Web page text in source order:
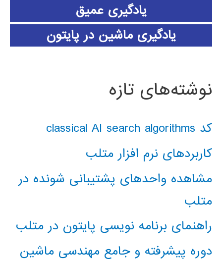
یادگیری عمیق
یادگیری ماشین در پایتون
نوشته‌های تازه
کد classical AI search algorithms
کاربردهای نرم افزار متلب
مشاهده واحدهای پشتیبانی شونده در
متلب
راهنمای برنامه نویسی پایتون در متلب
دوره پیشرفته و جامع مهندسی ماشین